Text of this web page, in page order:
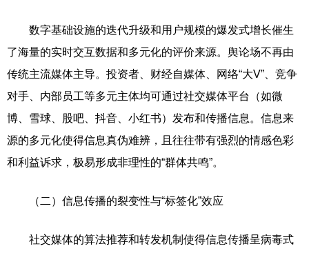
数字基础设施的迭代升级和用户规模的爆发式增长催生
了海量的实时交互数据和多元化的评价来源。舆论场不再由
传统主流媒体主导。投资者、财经自媒体、网络“大V”、竞争
对手、内部员工等多元主体均可通过社交媒体平台（如微
博、雪球、股吧、抖音、小红书）发布和传播信息。信息来
源的多元化使得信息真伪难辨，且往往带有强烈的情感色彩
和利益诉求，极易形成非理性的“群体共鸣”。
（二）信息传播的裂变性与“标签化”效应
社交媒体的算法推荐和转发机制使得信息传播呈病毒式